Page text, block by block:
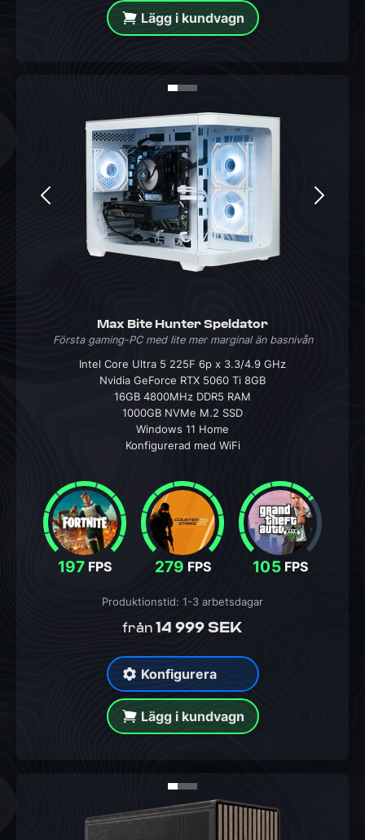
Lägg i kundvagn
Max Bite Hunter Speldator
Första gaming-PC med lite mer marginal än basnivån
Intel Core Ultra 5 225F 6p x 3.3/4.9 GHz
Nvidia GeForce RTX 5060 Ti 8GB
16GB 4800MHz DDR5 RAM
1000GB NVMe M.2 SSD
Windows 11 Home
Konfigurerad med WiFi
197 FPS 279 FPS 105 FPS
från 14 999 SEK
Produktionstid: 1-3 arbetsdagar
Konfigurera
Lägg i kundvagn